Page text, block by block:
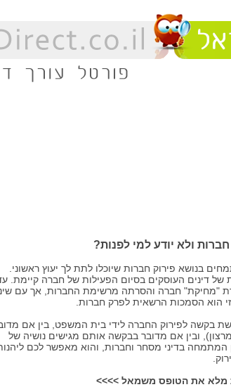
ולא יודע למי לפנות?
בנושא פירוק חברות שיוכלו לתת לך יעוץ ראשוני.
של דינים העוסקים בסיום הפעילות של חברה קיימת.
למטרת "מחיקת" חברה והסרתה מרשימת החברות, אך עם
הוא הסמכות הרשאית לפרק חברות.
בקשה לפירוק החברה לידי בית המשפט, בין אם
ובין אם מדובר בבקשה אותם מגישים נושיה של
המתמחה בדיני מסחר וחברות, והוא מאפשר לכם
מלא את הטופס משמאל >>>>